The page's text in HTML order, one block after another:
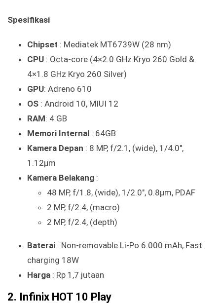
Spesifikasi
Chipset : Mediatek MT6739W (28 nm)
CPU : Octa-core (4×2.0 GHz Kryo 260 Gold &
4×1.8 GHz Kryo 260 Silver)
GPU: Adreno 610
OS : Android 10, MIUI 12
RAM: 4 GB
Memori Internal : 64GB
Kamera Depan : 8 MP, f/2.1, (wide), 1/4.0″,
1.12µm
Kamera Belakang :
48 MP, f/1.8, (wide), 1/2.0″, 0.8µm, PDAF
2 MP, f/2.4, (macro)
2 MP, f/2.4, (depth)
Baterai : Non-removable Li-Po 6.000 mAh, Fast
charging 18W
Harga : Rp 1,7 jutaan
2. Infinix HOT 10 Play